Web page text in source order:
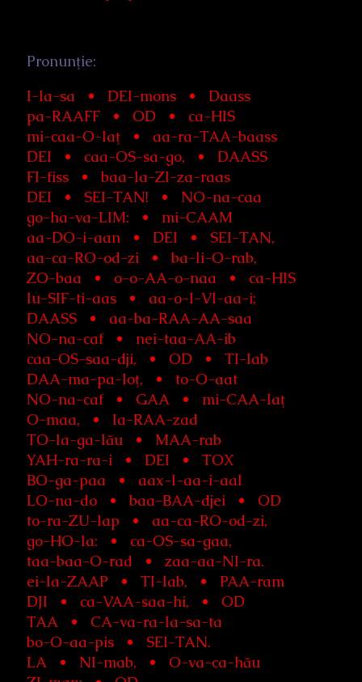
Pronunţie:
I-la-sa • DEI-mons • Daass
pa-RAAFF • OD • ca-HIS
mi-caa-O-laţ • aa-ra-TAA-baass
DEI • caa-OS-sa-go, • DAASS
FI-fiss • baa-la-ZI-za-raas
DEI • SEI-TAN! • NO-na-caa
go-ha-va-LIM: • mi-CAAM
aa-DO-i-aan • DEI • SEI-TAN,
aa-ca-RO-od-zi • ba-li-O-rab,
ZO-baa • o-o-AA-o-naa • ca-HIS
lu-SIF-ti-aas • aa-o-I-VI-aa-i;
DAASS • aa-ba-RAA-AA-saa
NO-na-caf • nei-taa-AA-ib
caa-OS-saa-dji, • OD • TI-lab
DAA-ma-pa-loţ, • to-O-aat
NO-na-caf • GAA • mi-CAA-laţ
O-maa, • la-RAA-zad
TO-la-ga-lău • MAA-rab
YAH-ra-ra-i • DEI • TOX
BO-ga-paa • aax-I-aa-i-aal
LO-na-do • baa-BAA-djei • OD
to-ra-ZU-lap • aa-ca-RO-od-zi,
go-HO-la: • ca-OS-sa-gaa,
taa-baa-O-rad • zaa-aa-NI-ra.
ei-la-ZAAP • TI-lab, • PAA-ram
DJI • ca-VAA-saa-hi, • OD
TAA • CA-va-ra-la-sa-ta
bo-O-aa-pis • SEI-TAN.
LA • NI-mab, • O-va-ca-hău